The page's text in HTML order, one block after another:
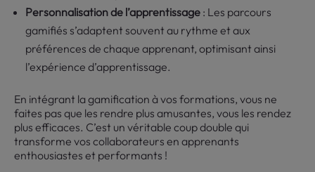
Personnalisation de l’apprentissage : Les parcours
gamifiés s’adaptent souvent au rythme et aux
préférences de chaque apprenant, optimisant ainsi
l’expérience d’apprentissage.
En intégrant la gamification à vos formations, vous ne
faites pas que les rendre plus amusantes, vous les rendez
plus efficaces. C’est un véritable coup double qui
transforme vos collaborateurs en apprenants
enthousiastes et performants !